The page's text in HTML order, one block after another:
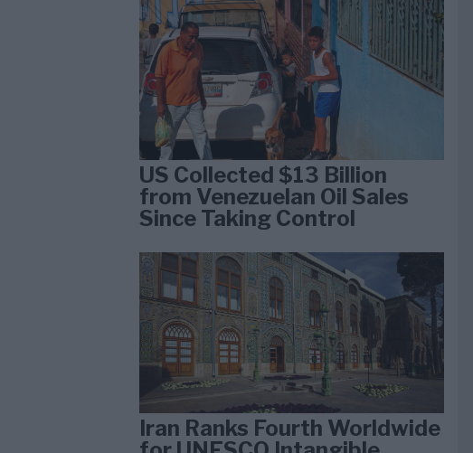
US Collected $13 Billion
from Venezuelan Oil Sales
Since Taking Control
Iran Ranks Fourth Worldwide